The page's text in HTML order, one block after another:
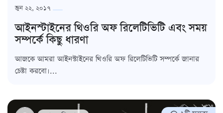
জুন ২২, ২০১৭
আইনস্টাইনের থিওরি অফ রিলেটিভিটি এবং সময়
সম্পর্কে কিছু ধারণা
আজকে আমরা আইনস্টাইনের থিওরি অফ রিলেটিভিটি সম্পর্কে জানার
চেষ্টা করবো।...